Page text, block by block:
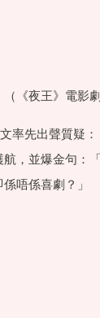
《夜王》電影劇
率先出聲質疑
，並爆金句：
唔係喜劇？」